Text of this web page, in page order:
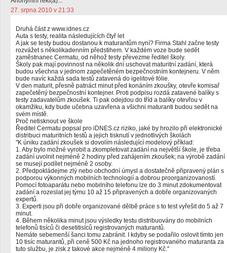
27. srpna 2010 v 21:33
Druhá část z www.idnes.cz
Auta s testy, realita následujících čtyř let
A jak se testy budou dostanou k maturantům nyní? Firma Stahl začne testy
rozvážet s několikadenním předstihem. V každém voze bude sedět
zaměstnanec Cermatu, od něhož testy převezme ředitel školy.
Školy pak mají povinnost na několik dní uschovat maturitní zadání, která
budou všechna v jednom zapečetěném bezpečnostním kontejneru. V něm
bude navíc každá sada testů zatavená do igelitové fólie.
V den maturit, přesně patnáct minut před konáním zkoušky, otevře komisař
zapečetěný bezpečnostní kontejner. Proti podpisu rozdá zatavené balíky s
testy zadavatelům zkoušek. Ti pak odejdou do tříd a balíky otevřou v
okamžiku, kdy bude učebna uzavřena a všichni maturanti budou sedět na
svém místě.
Proč netisknout ve škole
Ředitel Cermatu popsal pro iDNES.cz riziko, jaké by hrozilo při elektronické
distribuci maturitních testů a jejich tisknutí v jednotlivých školách
"K úniku zadání zkoušek si dovolím následující modelový příklad:
1. Aby bylo možné vyrobit a zkompletovat zadání na největší škole, je třeba
zadání uvolnit nejméně 2 hodiny před zahájením zkoušek; na výrobě zadání
se musejí podílet nejméně 2 osoby.
2. Předpokládejme zlý nebo obchodní úmysl a dostatečně připravený plán s
podporou výkonných mobilních technologií a dobrou proorganizovaností.
Pomocí fotoaparátu nebo mobilního telefonu lze do 3 minut zdokumentovat
zadání a rozeslat jej týmu 10 až 15 připravených a dobře organizovaných
expertů.
3. Experti jsou při dobře organizované dělbě práce s to test vyřešit do 5 až 7
minut.
4. Během několika minut jsou výsledky testu distribuovány do mobilních
telefonů tisíců či desetitisíců registrovaných maturantů.
Nemáte sebemenší šanci tomu zabránit. I kdyby se podařilo oslovit tímto jen
10 tisíc maturantů, při ceně 500 Kč na jednoho registrovaného maturanta za
tuto službu, je zisk z takové akce nejméně 4 miliony Kč."